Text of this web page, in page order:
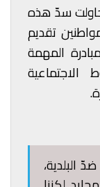
سدّ هذه
تقديم
المهمة